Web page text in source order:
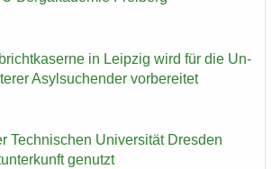
in Leip­zig wird für die Un­
Asyl­su­chen­der vor­be­rei­tet
Tech­ni­schen Uni­ver­si­tät Dres­den
ge­nutzt